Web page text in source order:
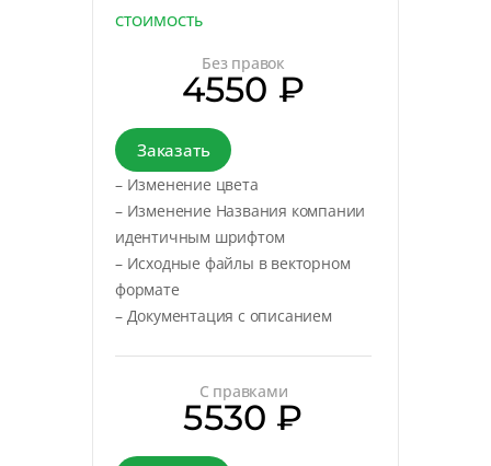
СТОИМОСТЬ
Без правок
4550 ₽
Заказать
– Изменение цвета
– Изменение Названия компании
идентичным шрифтом
– Исходные файлы в векторном
формате
– Документация с описанием
С правками
5530 ₽